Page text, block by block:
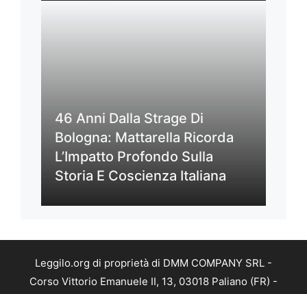
46 Anni Dalla Strage Di
Bologna: Mattarella Ricorda
L’Impatto Profondo Sulla
Storia E Coscienza Italiana
Leggilo.org di proprietà di DMM COMPANY SRL -
Corso Vittorio Emanuele II, 13, 03018 Paliano (FR) -